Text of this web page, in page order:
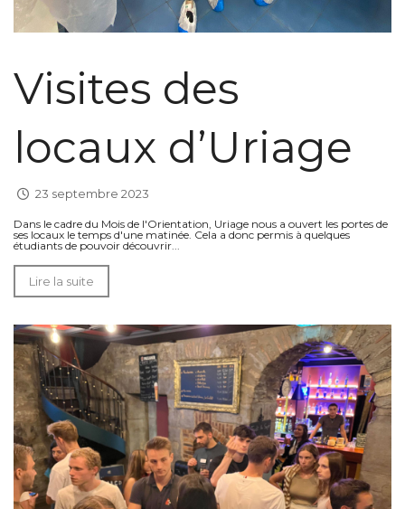
Visites des
locaux d’Uriage
23 septembre 2023
Dans le cadre du Mois de l'Orientation, Uriage nous a ouvert les portes de
ses locaux le temps d'une matinée. Cela a donc permis à quelques
étudiants de pouvoir découvrir...
Lire la suite